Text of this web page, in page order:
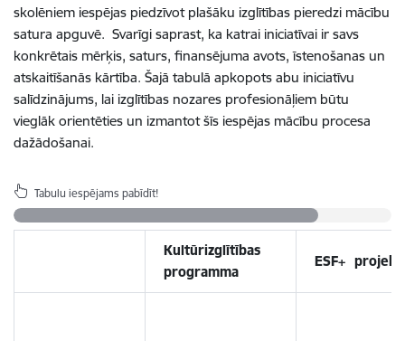
skolēniem iespējas piedzīvot plašāku izglītības pieredzi mācību
satura apguvē. Svarīgi saprast, ka katrai iniciatīvai ir savs
konkrētais mērķis, saturs, finansējuma avots, īstenošanas un
atskaitīšanās kārtība. Šajā tabulā apkopots abu iniciatīvu
salīdzinājums, lai izglītības nozares profesionāļiem būtu
vieglāk orientēties un izmantot šīs iespējas mācību procesa
dažādošanai.
Tabulu iespējams pabīdīt!
Kultūrizglītības
programma
ESF+